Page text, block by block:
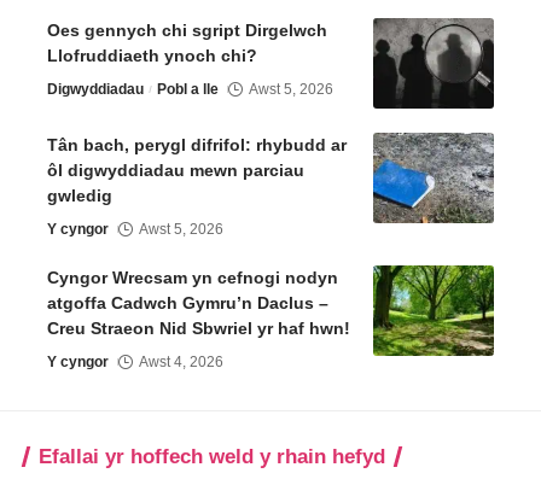
Oes gennych chi sgript Dirgelwch
Llofruddiaeth ynoch chi?
Digwyddiadau Pobl a lle Awst 5, 2026
Tân bach, perygl difrifol: rhybudd ar
ôl digwyddiadau mewn parciau
gwledig
Y cyngor Awst 5, 2026
Cyngor Wrecsam yn cefnogi nodyn
atgoffa Cadwch Gymru’n Daclus –
Creu Straeon Nid Sbwriel yr haf hwn!
Y cyngor Awst 4, 2026
Efallai yr hoffech weld y rhain hefyd